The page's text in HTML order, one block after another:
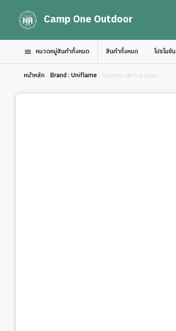
Camp One Outdoor
หมวดหมู่สินค้าทั้งหมด สินค้าทั้งหมด โปรโมชัน
หน้าหลัก / Brand : Uniflame / Unicera slit hot plate